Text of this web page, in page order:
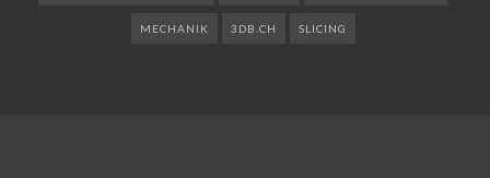
MECHANIK 3DB.CH SLICING